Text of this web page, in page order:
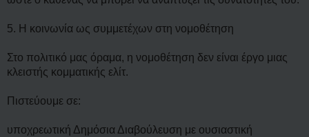
5. Η κοινωνία ως συμμετέχων στη νομοθέτηση
Στο πολιτικό μας όραμα, η νομοθέτηση δεν είναι έργο μιας
κλειστής κομματικής ελίτ.
Πιστεύουμε σε:
υποχρεωτική Δημόσια Διαβούλευση με ουσιαστική